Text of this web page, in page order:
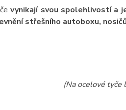
vynikají svou spolehlivostí a
střešního autoboxu,
(Na ocelové